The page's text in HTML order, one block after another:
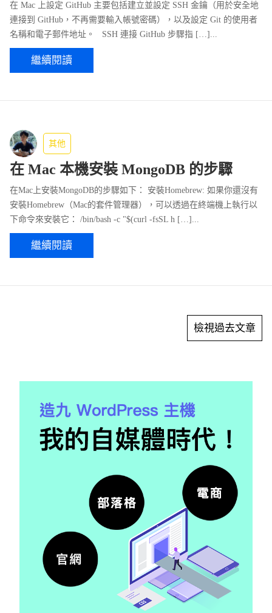
在 Mac 上設定 GitHub 主要包括建立並設定 SSH 金鑰（用於安全地
連接到 GitHub，不再需要輸入帳號密碼），以及設定 Git 的使用者
名稱和電子郵件地址。 SSH 連接 GitHub 步驟指 […]...
繼續閱讀
其他
在 Mac 本機安裝 MongoDB 的步驟
在Mac上安裝MongoDB的步驟如下： 安裝Homebrew: 如果你還沒有
安裝Homebrew（Mac的套件管理器），可以透過在終端機上執行以
下命令來安裝它： /bin/bash -c "$(curl -fsSL h […]...
繼續閱讀
檢視過去文章